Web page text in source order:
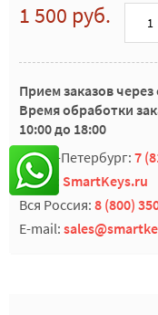
1 500 руб.
Прием заказов
Время обработки
10:00 до 18:00
Санкт-Петербург: 7
Skype: SmartKeys.ru
Вся Россия: 8 (800)
E-mail: